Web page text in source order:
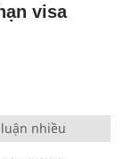
visa
nhiều